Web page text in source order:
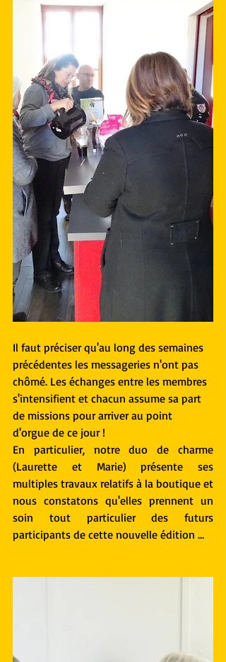
Il faut préciser qu'au long des semaines
précédentes les messageries n'ont pas
chômé. Les échanges entre les membres
s'intensifient et chacun assume sa part
de missions pour arriver au point
d'orgue de ce jour !
En particulier, notre duo de charme
(Laurette et Marie) présente ses
multiples travaux relatifs à la boutique et
nous constatons qu'elles prennent un
soin tout particulier des futurs
participants de cette nouvelle édition …